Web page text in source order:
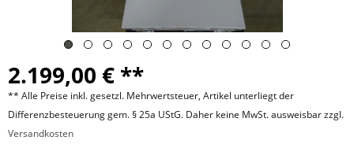
2.199,00 € **
** Alle Preise inkl. gesetzl. Mehrwertsteuer, Artikel unterliegt der
Differenzbesteuerung gem. § 25a UStG. Daher keine MwSt. ausweisbar zzgl.
Versandkosten